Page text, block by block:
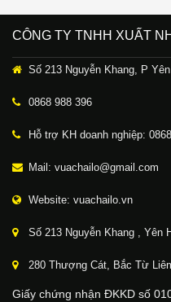
CÔNG TY TNHH XUẤT
Số 213 Nguyễn Khang, P
0868 988 396
Hỗ trợ KH doanh nghiệp:
Mail: vuachailo@gmail.com
Website: vuachailo.vn
Số 213 Nguyễn Khang , Yên
280 Thượng Cát, Bắc Từ
Giấy chứng nhận ĐKKD số